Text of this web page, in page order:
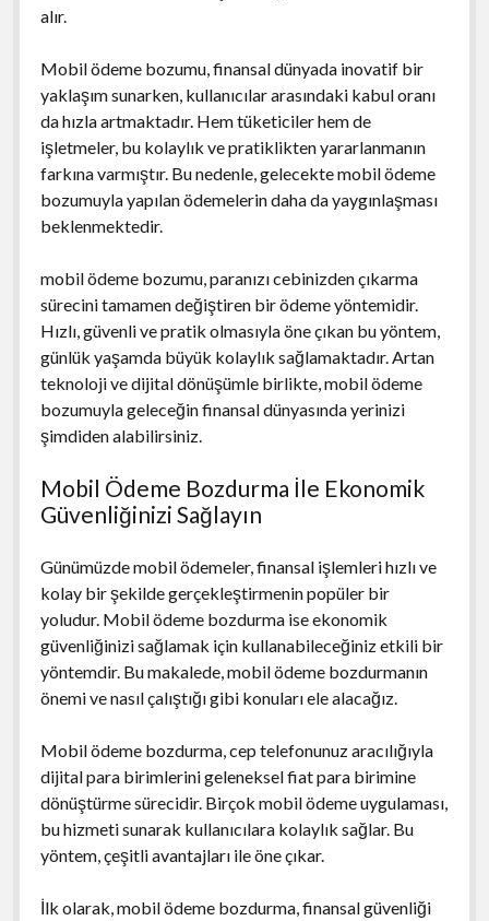
alır.
Mobil ödeme bozumu, finansal dünyada inovatif bir
yaklaşım sunarken, kullanıcılar arasındaki kabul oranı
da hızla artmaktadır. Hem tüketiciler hem de
işletmeler, bu kolaylık ve pratiklikten yararlanmanın
farkına varmıştır. Bu nedenle, gelecekte mobil ödeme
bozumuyla yapılan ödemelerin daha da yaygınlaşması
beklenmektedir.
mobil ödeme bozumu, paranızı cebinizden çıkarma
sürecini tamamen değiştiren bir ödeme yöntemidir.
Hızlı, güvenli ve pratik olmasıyla öne çıkan bu yöntem,
günlük yaşamda büyük kolaylık sağlamaktadır. Artan
teknoloji ve dijital dönüşümle birlikte, mobil ödeme
bozumuyla geleceğin finansal dünyasında yerinizi
şimdiden alabilirsiniz.
Mobil Ödeme Bozdurma İle Ekonomik
Güvenliğinizi Sağlayın
Günümüzde mobil ödemeler, finansal işlemleri hızlı ve
kolay bir şekilde gerçekleştirmenin popüler bir
yoludur. Mobil ödeme bozdurma ise ekonomik
güvenliğinizi sağlamak için kullanabileceğiniz etkili bir
yöntemdir. Bu makalede, mobil ödeme bozdurmanın
önemi ve nasıl çalıştığı gibi konuları ele alacağız.
Mobil ödeme bozdurma, cep telefonunuz aracılığıyla
dijital para birimlerini geleneksel fiat para birimine
dönüştürme sürecidir. Birçok mobil ödeme uygulaması,
bu hizmeti sunarak kullanıcılara kolaylık sağlar. Bu
yöntem, çeşitli avantajları ile öne çıkar.
İlk olarak, mobil ödeme bozdurma, finansal güvenliği